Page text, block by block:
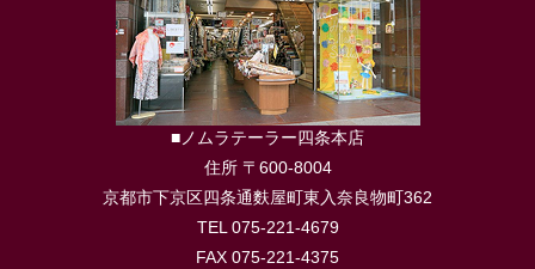
■ノムラテーラー四条本店
住所 〒600-8004
京都市下京区四条通麩屋町東入奈良物町362
TEL 075-221-4679
FAX 075-221-4375